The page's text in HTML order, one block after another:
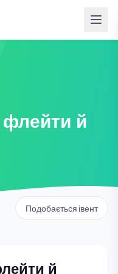
флейти й
Подобається івент
й